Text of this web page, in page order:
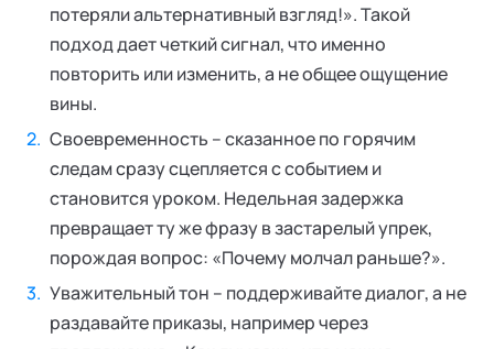
потеряли альтернативный взгляд!». Такой
подход дает четкий сигнал, что именно
повторить или изменить, а не общее ощущение
вины.
Своевременность – сказанное по горячим
следам сразу сцепляется с событием и
становится уроком. Недельная задержка
превращает ту же фразу в застарелый упрек,
порождая вопрос: «Почему молчал раньше?».
Уважительный тон – поддерживайте диалог, а не
раздавайте приказы, например через